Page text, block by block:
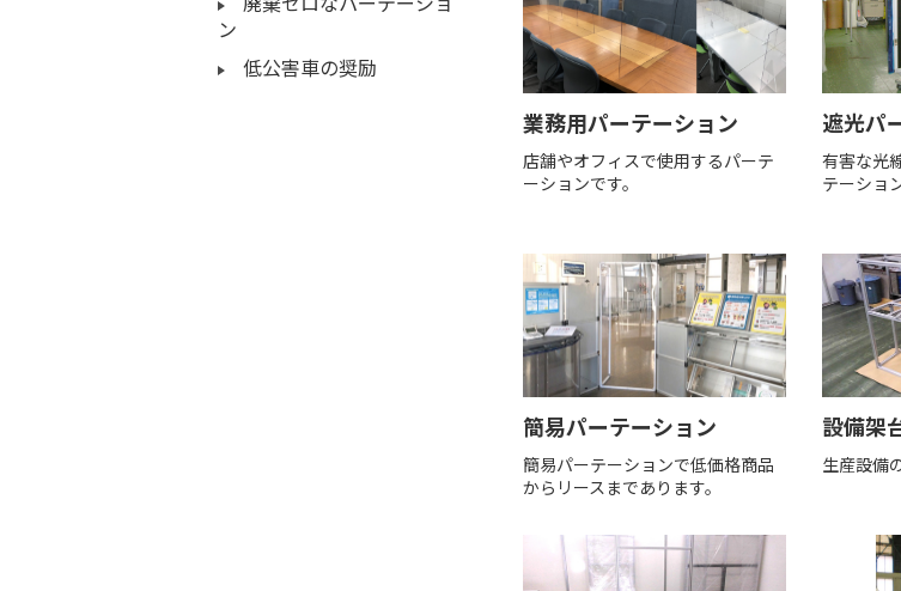
ン
低公害車の奨励
業務用パーテーション
店舗やオフィスで使用するパーテ
ーションです。
遮光パ
有害な光
テーショ
簡易パーテーション
簡易パーテーションで低価格商品
からリースまであります。
設備架
生産設備